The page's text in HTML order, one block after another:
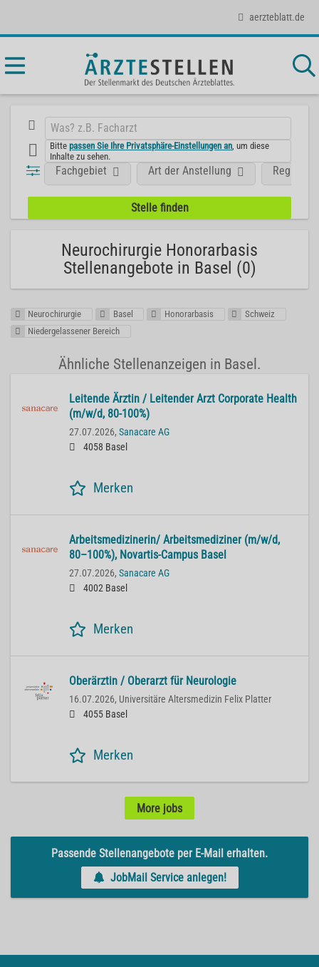
aerzteblatt.de
Bittepassen Sie Ihre Privatsphäre-Einstellungen an , um diese
Inhalte zu sehen.
Fachgebiet Art der Anstellung Region
Neurochirurgie Honorarbasis
Stellenangebote in Basel (0)
Neurochirurgie Basel Honorarbasis
Schweiz
Niedergelassener Bereich
Ähnliche Stellenanzeigen in Basel.
Lei­ten­de Ärz­tin / Lei­ten­der Arzt Cor­po­ra­te He­alth
(m/w/d, 80-100%)
27.07.2026, Sanacare AG
4058 Basel
Merken
Ar­beits­me­di­zi­ne­rin/ Ar­beits­me­di­zi­ner (m/w/d,
80–100%), No­var­tis-Cam­pus Basel
27.07.2026, Sanacare AG
4002 Basel
Merken
Oberärztin / Oberarzt für Neurologie
16.07.2026, Universitäre Altersmedizin Felix Platter
4055 Basel
Merken
More jobs
Passende Stellenangebote per E-Mail erhalten.
JobMail Service anlegen!